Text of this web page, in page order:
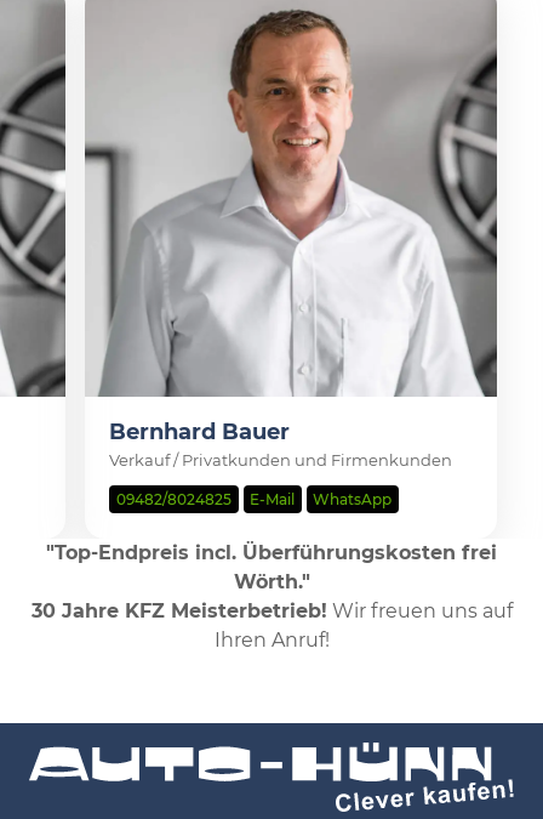
Bernhard Bauer
Verkauf / Privatkunden und Firmenkunden
09482/8024825 E-Mail WhatsApp
"Top-Endpreis incl. Überführungskosten frei
Wörth."
30 Jahre KFZ Meisterbetrieb! Wir freuen uns auf
Ihren Anruf!